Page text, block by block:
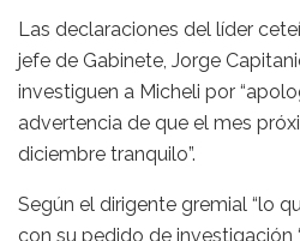
Las declaraciones del líder
jefe de Gabinete, Jorge
investiguen a Micheli por
advertencia de que el mes
diciembre tranquilo”.
Según el dirigente gremial “lo
con su pedido de investigación